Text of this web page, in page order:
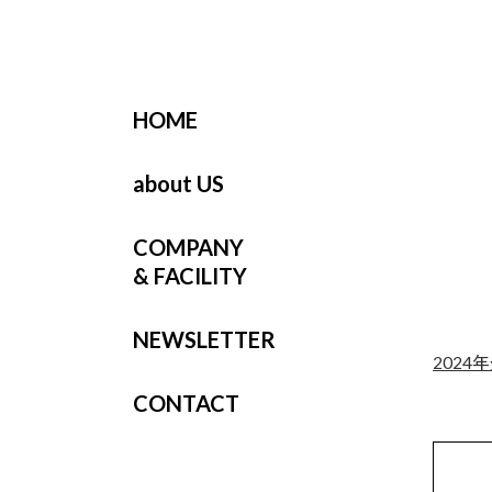
HOME
about US
COMPANY
& FACILITY
NEWSLETTER
CONTACT
2024